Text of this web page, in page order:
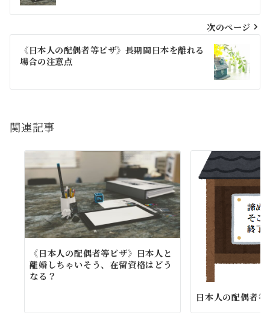
ナ
ビ
シ
ン
次のページ
《日本人の配偶者等ビザ》長期間日本を離れる
場合の注意点
関連記事
《日本人の配偶者等ビザ》日本人と
離婚しちゃいそう、在留資格はどう
なる？
日本人の配偶者